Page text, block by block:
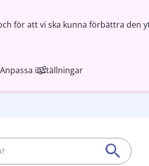
för att vi ska kunna förbättra den
Anpassa inställningar